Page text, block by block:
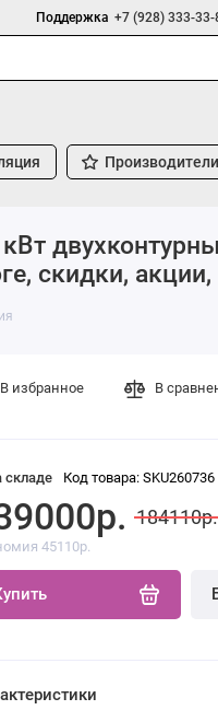
Поддержка +7 (928) 333-33-
Производители
скидки, акции,
складе Код товара: SKU260736
184110р.
45110р.
В избранное В